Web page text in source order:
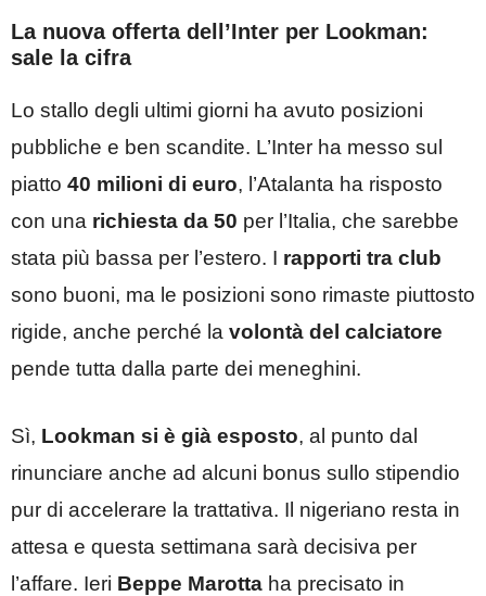
La nuova offerta dell’Inter per Lookman:
sale la cifra
Lo stallo degli ultimi giorni ha avuto posizioni
pubbliche e ben scandite. L’Inter ha messo sul
piatto 40 milioni di euro, l’Atalanta ha risposto
con una richiesta da 50 per l’Italia, che sarebbe
stata più bassa per l’estero. I rapporti tra club
sono buoni, ma le posizioni sono rimaste piuttosto
rigide, anche perché la volontà del calciatore
pende tutta dalla parte dei meneghini.
Sì, Lookman si è già esposto, al punto dal
rinunciare anche ad alcuni bonus sullo stipendio
pur di accelerare la trattativa. Il nigeriano resta in
attesa e questa settimana sarà decisiva per
l’affare. Ieri Beppe Marotta ha precisato in